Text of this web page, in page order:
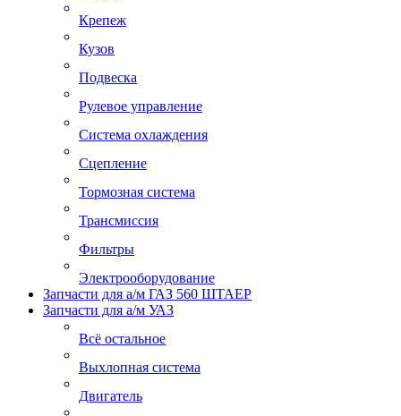
Крепеж
Кузов
Подвеска
Рулевое управление
Система охлаждения
Сцепление
Тормозная система
Трансмиссия
Фильтры
Электрооборудование
Запчасти для а/м ГАЗ 560 ШТАЕР
Запчасти для а/м УАЗ
Всё остальное
Выхлопная система
Двигатель